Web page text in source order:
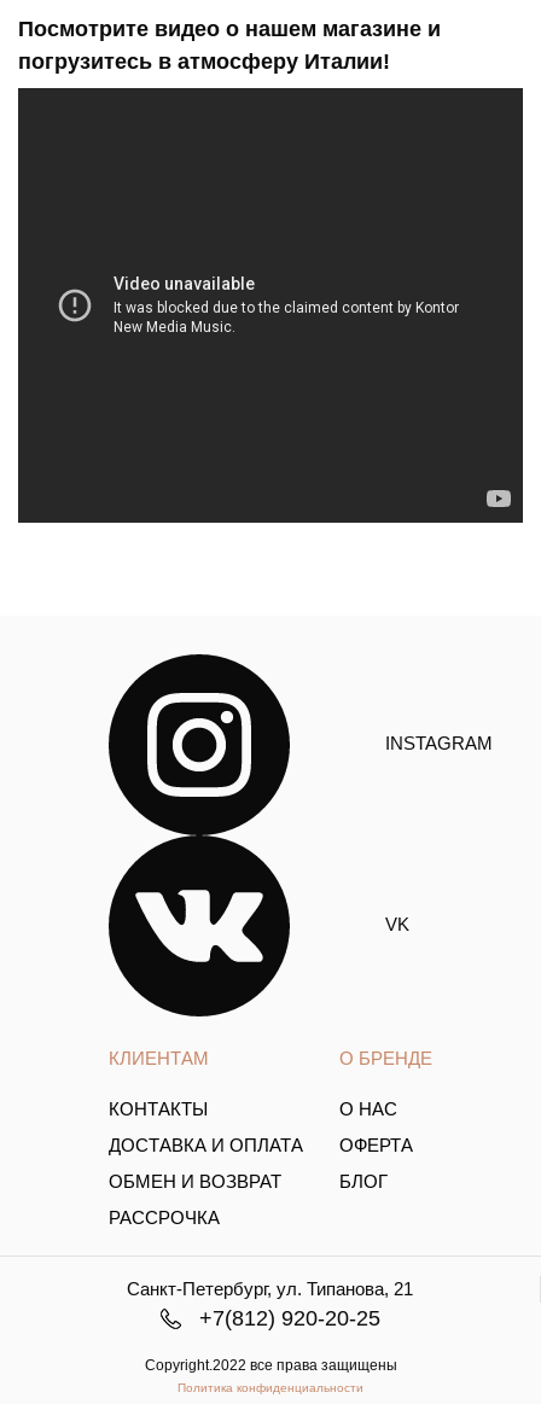
Посмотрите видео о нашем магазине и
погрузитесь в атмосферу Италии!
КЛИЕНТАМ
КОНТАКТЫ
ДОСТАВКА И ОПЛАТА
ОБМЕН И ВОЗВРАТ
РАССРОЧКА
О БРЕНДЕ
О НАС
ОФЕРТА
БЛОГ
INSTAGRAM
VK
Санкт-Петербург, ул. Типанова, 21
+7(812) 920-20-25
Copyright.2022 все права защищены
Политика конфиденциальности